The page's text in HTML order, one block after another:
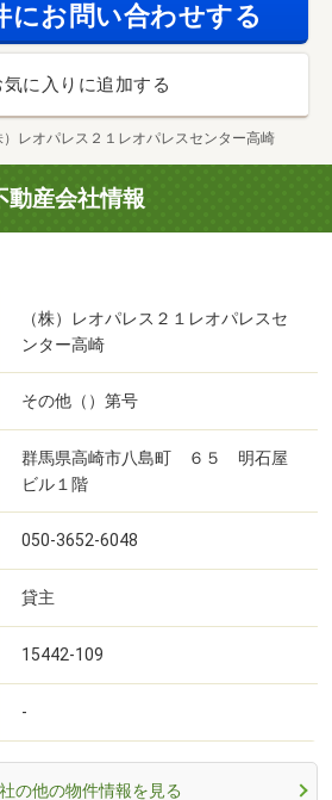
にお問い合わせする
気に入りに追加する
）レオパレス２１レオパレスセンター高崎
動産会社情報
（株）レオパレス２１レオパレスセ
ンター高崎
その他（）第号
群馬県高崎市八島町 ６５ 明石屋
ビル１階
050-3652-6048
貸主
15442-109
-
の他の物件情報を見る